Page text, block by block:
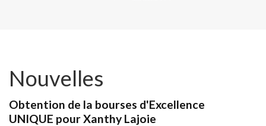
Nouvelles
Obtention de la bourses d'Excellence
UNIQUE pour Xanthy Lajoie